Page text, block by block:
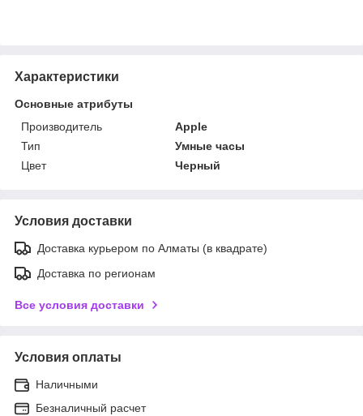
Характеристики
Основные атрибуты
Производитель
Apple
Тип
Умные часы
Цвет
Черный
Условия доставки
Доставка курьером по Алматы (в квадрате)
Доставка по регионам
Все условия доставки
Условия оплаты
Наличными
Безналичный расчет